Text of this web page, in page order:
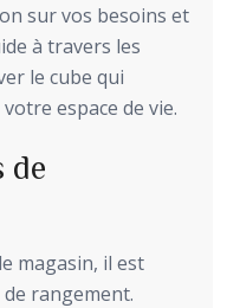
sur vos besoins et
à travers les
le cube qui
espace de vie.
de
magasin, il est
rangement.